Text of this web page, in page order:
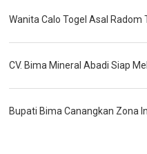
Wanita Calo Togel Asal Radom
CV. Bima Mineral Abadi Siap
Bupati Bima Canangkan Zona